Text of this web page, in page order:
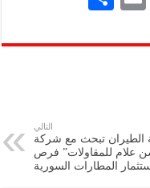
ai
ar
التالي
الطيران تبحث مع شركة
علام للمقاولات” فرص
المطارات السورية